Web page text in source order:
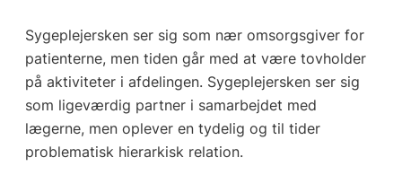
Sygeplejersken ser sig som nær omsorgsgiver for
patienterne, men tiden går med at være tovholder
på aktiviteter i afdelingen. Sygeplejersken ser sig
som ligeværdig partner i samarbejdet med
lægerne, men oplever en tydelig og til tider
problematisk hierarkisk relation.